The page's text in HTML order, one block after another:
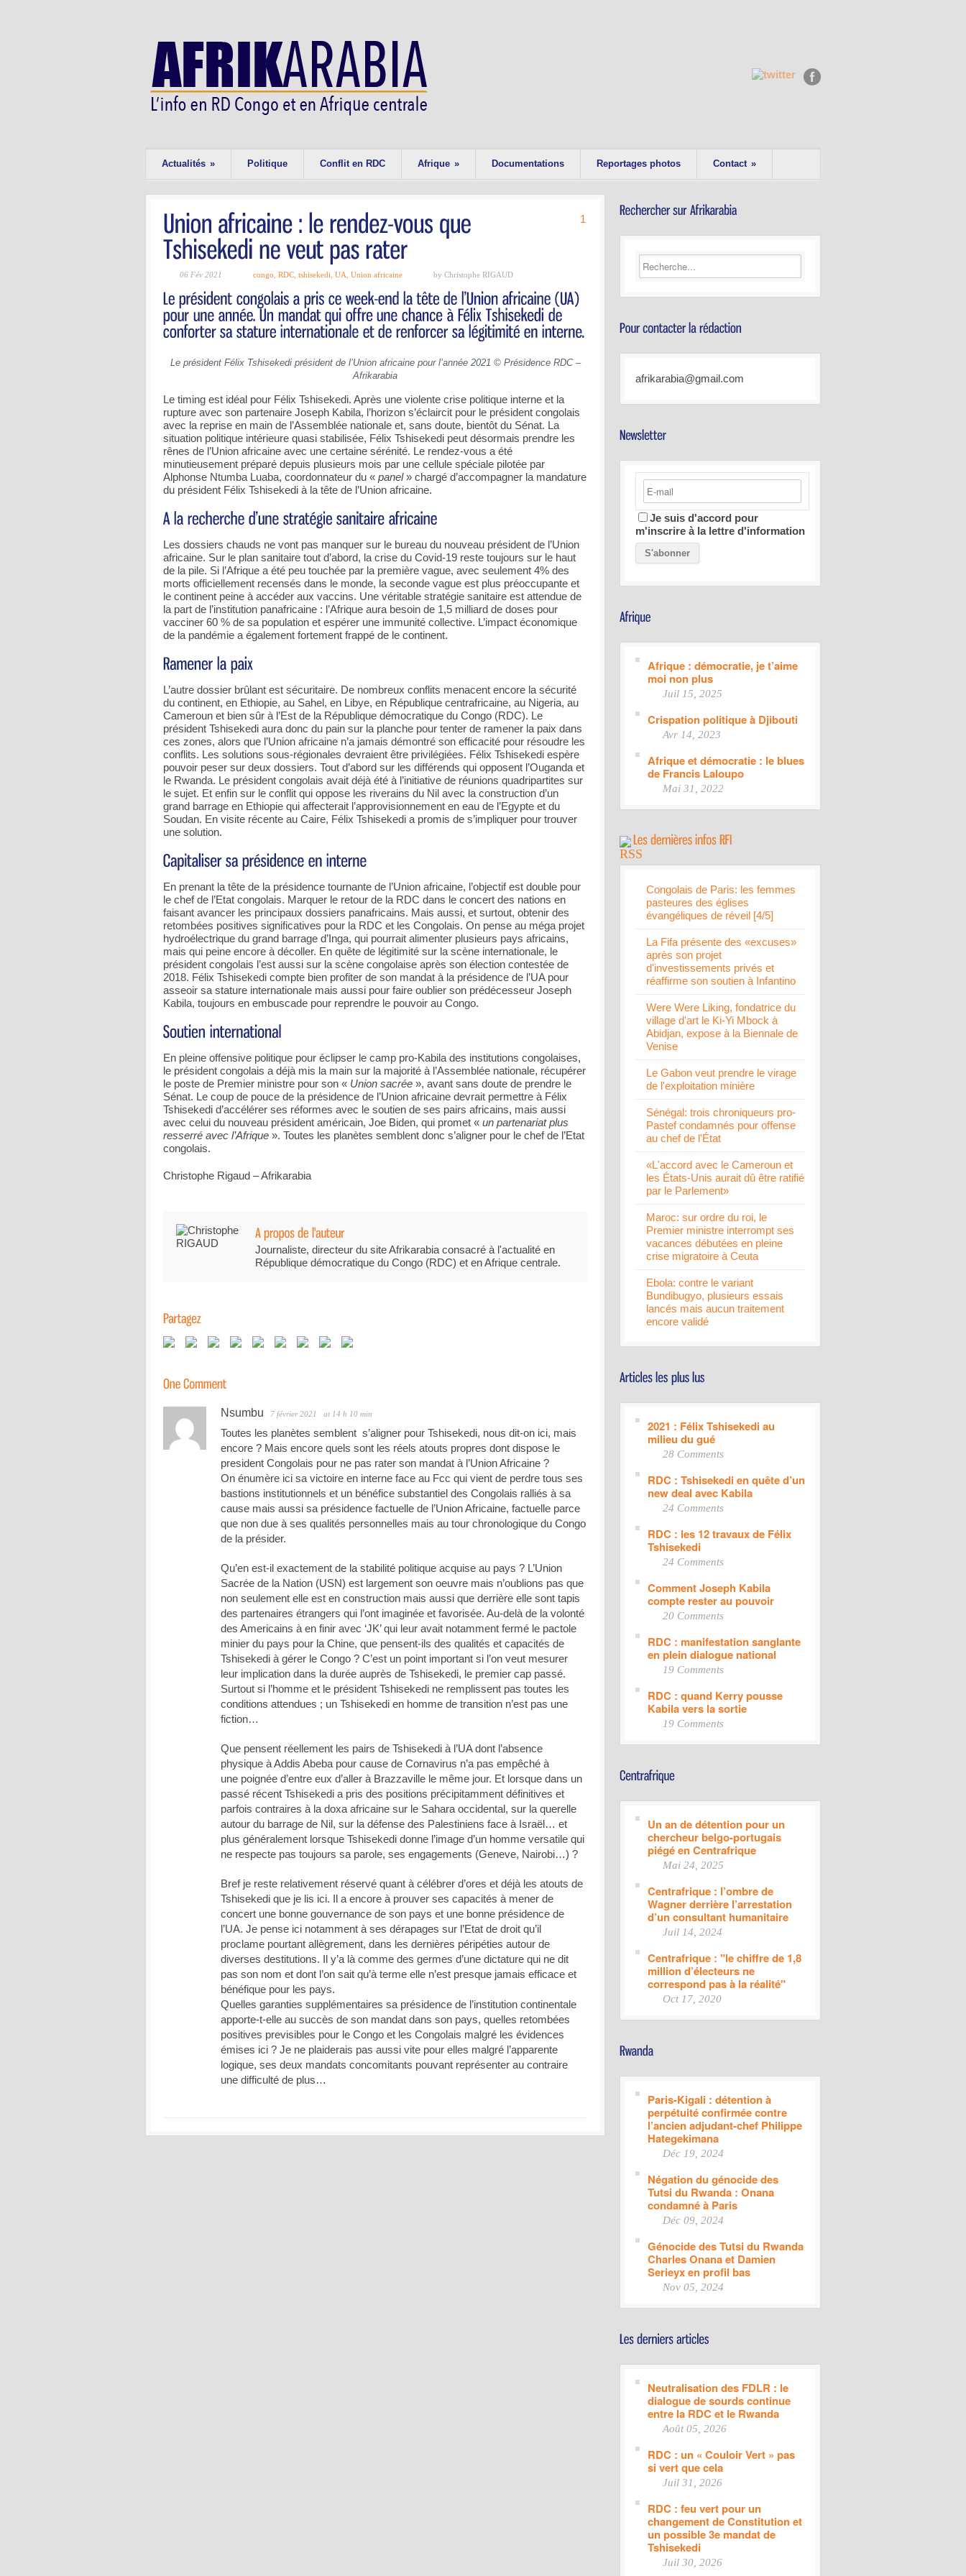
Actualités » Politique Conflit en RDC Afrique » Documentations Reportages photos Contact »
1
06 Fév 2021 congo RDC tshisekedi UA Union africaine by Christophe RIGAUD
Le président Félix Tshisekedi président de l’Union africaine pour l’année 2021 © Présidence RDC –
Afrikarabia
Le timing est idéal pour Félix Tshisekedi. Après une violente crise politique interne et la
rupture avec son partenaire Joseph Kabila, l’horizon s’éclaircit pour le président congolais
avec la reprise en main de l’Assemblée nationale et, sans doute, bientôt du Sénat. La
situation politique intérieure quasi stabilisée, Félix Tshisekedi peut désormais prendre les
rênes de l’Union africaine avec une certaine sérénité. Le rendez-vous a été
minutieusement préparé depuis plusieurs mois par une cellule spéciale pilotée par
Alphonse Ntumba Luaba, coordonnateur du « panel» chargé d’accompagner la mandature
du président Félix Tshisekedi à la tête de l’Union africaine.
Les dossiers chauds ne vont pas manquer sur le bureau du nouveau président de l’Union
africaine. Sur le plan sanitaire tout d’abord, la crise du Covid-19 reste toujours sur le haut
de la pile. Si l’Afrique a été peu touchée par la première vague, avec seulement 4% des
morts officiellement recensés dans le monde, la seconde vague est plus préoccupante et
le continent peine à accéder aux vaccins. Une véritable stratégie sanitaire est attendue de
la part de l’institution panafricaine : l’Afrique aura besoin de 1,5 milliard de doses pour
vacciner 60 % de sa population et espérer une immunité collective. L’impact économique
de la pandémie a également fortement frappé de le continent.
L’autre dossier brûlant est sécuritaire. De nombreux conflits menacent encore la sécurité
du continent, en Ethiopie, au Sahel, en Libye, en République centrafricaine, au Nigeria, au
Cameroun et bien sûr à l’Est de la République démocratique du Congo (RDC). Le
président Tshisekedi aura donc du pain sur la planche pour tenter de ramener la paix dans
ces zones, alors que l’Union africaine n’a jamais démontré son efficacité pour résoudre les
conflits. Les solutions sous-régionales devraient être privilégiées. Félix Tshisekedi espère
pouvoir peser sur deux dossiers. Tout d’abord sur les différends qui opposent l’Ouganda et
le Rwanda. Le président congolais avait déjà été à l’initiative de réunions quadripartites sur
le sujet. Et enfin sur le conflit qui oppose les riverains du Nil avec la construction d’un
grand barrage en Ethiopie qui affecterait l’approvisionnement en eau de l’Egypte et du
Soudan. En visite récente au Caire, Félix Tshisekedi a promis de s’impliquer pour trouver
une solution.
En prenant la tête de la présidence tournante de l’Union africaine, l’objectif est double pour
le chef de l’Etat congolais. Marquer le retour de la RDC dans le concert des nations en
faisant avancer les principaux dossiers panafricains. Mais aussi, et surtout, obtenir des
retombées positives significatives pour la RDC et les Congolais. On pense au méga projet
hydroélectrique du grand barrage d’Inga, qui pourrait alimenter plusieurs pays africains,
mais qui peine encore à décoller. En quête de légitimité sur la scène internationale, le
président congolais l’est aussi sur la scène congolaise après son élection contestée de
2018. Félix Tshisekedi compte bien profiter de son mandat à la présidence de l’UA pour
asseoir sa stature internationale mais aussi pour faire oublier son prédécesseur Joseph
Kabila, toujours en embuscade pour reprendre le pouvoir au Congo.
En pleine offensive politique pour éclipser le camp pro-Kabila des institutions congolaises,
le président congolais a déjà mis la main sur la majorité à l’Assemblée nationale, récupérer
le poste de Premier ministre pour son « Union sacrée », avant sans doute de prendre le
Sénat. Le coup de pouce de la présidence de l’Union africaine devrait permettre à Félix
Tshisekedi d’accélérer ses réformes avec le soutien de ses pairs africains, mais aussi
avec celui du nouveau président américain, Joe Biden, qui promet « un partenariat plus
resserré avec l’Afrique ». Toutes les planètes semblent donc s’aligner pour le chef de l’Etat
congolais.
Christophe Rigaud – Afrikarabia
Journaliste, directeur du site Afrikarabia consacré à l'actualité en
République démocratique du Congo (RDC) et en Afrique centrale.
Nsumbu 7 février 2021 at 14 h 10 min
Toutes les planètes semblent s’aligner pour Tshisekedi, nous dit-on ici, mais
encore ? Mais encore quels sont les réels atouts propres dont dispose le
president Congolais pour ne pas rater son mandat à l’Union Africaine ?
On énumère ici sa victoire en interne face au Fcc qui vient de perdre tous ses
bastions institutionnels et un bénéfice substantiel des Congolais ralliés à sa
cause mais aussi sa présidence factuelle de l’Union Africaine, factuelle parce
que non due à ses qualités personnelles mais au tour chronologique du Congo
de la présider.
Qu’en est-il exactement de la stabilité politique acquise au pays ? L’Union
Sacrée de la Nation (USN) est largement son oeuvre mais n’oublions pas que
non seulement elle est en construction mais aussi que derrière elle sont tapis
des partenaires étrangers qui l’ont imaginée et favorisée. Au-delà de la volonté
des Americains à en finir avec ‘JK’ qui leur avait notamment fermé le pactole
minier du pays pour la Chine, que pensent-ils des qualités et capacités de
Tshisekedi à gérer le Congo ? C’est un point important si l’on veut mesurer
leur implication dans la durée auprès de Tshisekedi, le premier cap passé.
Surtout si l’homme et le président Tshisekedi ne remplissent pas toutes les
conditions attendues ; un Tshisekedi en homme de transition n’est pas une
fiction…
Que pensent réellement les pairs de Tshisekedi à l’UA dont l’absence
physique à Addis Abeba pour cause de Cornavirus n’a pas empêché à
une poignée d’entre eux d’aller à Brazzaville le même jour. Et lorsque dans un
passé récent Tshisekedi a pris des positions précipitamment définitives et
parfois contraires à la doxa africaine sur le Sahara occidental, sur la querelle
autour du barrage de Nil, sur la défense des Palestiniens face à Israël… et
plus généralement lorsque Tshisekedi donne l’image d’un homme versatile qui
ne respecte pas toujours sa parole, ses engagements (Geneve, Nairobi…) ?
Bref je reste relativement réservé quant à célébrer d’ores et déjà les atouts de
Tshisekedi que je lis ici. Il a encore à prouver ses capacités à mener de
concert une bonne gouvernance de son pays et une bonne présidence de
l’UA. Je pense ici notamment à ses dérapages sur l’Etat de droit qu’il
proclame pourtant allègrement, dans les dernières péripéties autour de
diverses destitutions. Il y’a là comme des germes d’une dictature qui ne dit
pas son nom et dont l’on sait qu’à terme elle n’est presque jamais efficace et
bénéfique pour les pays.
Quelles garanties supplémentaires sa présidence de l’institution continentale
apporte-t-elle au succès de son mandat dans son pays, quelles retombées
positives previsibles pour le Congo et les Congolais malgré les évidences
émises ici ? Je ne plaiderais pas aussi vite pour elles malgré l’apparente
logique, ses deux mandats concomitants pouvant représenter au contraire
une difficulté de plus…
afrikarabia@gmail.com
Je suis d'accord pour
m'inscrire à la lettre d'information
Afrique : démocratie, je t’aime
moi non plus
Juil 15, 2025
Crispation politique à Djibouti
Avr 14, 2023
Afrique et démocratie : le blues
de Francis Laloupo
Mai 31, 2022
Congolais de Paris: les femmes
pasteures des églises
évangéliques de réveil [4/5]
La Fifa présente des «excuses»
après son projet
d'investissements privés et
réaffirme son soutien à Infantino
Were Were Liking, fondatrice du
village d'art le Ki-Yi Mbock à
Abidjan, expose à la Biennale de
Venise
Le Gabon veut prendre le virage
de l'exploitation minière
Sénégal: trois chroniqueurs pro-
Pastef condamnés pour offense
au chef de l'État
«L'accord avec le Cameroun et
les États-Unis aurait dû être ratifié
par le Parlement»
Maroc: sur ordre du roi, le
Premier ministre interrompt ses
vacances débutées en pleine
crise migratoire à Ceuta
Ebola: contre le variant
Bundibugyo, plusieurs essais
lancés mais aucun traitement
encore validé
2021 : Félix Tshisekedi au
milieu du gué
28 Comments
RDC : Tshisekedi en quête d’un
new deal avec Kabila
24 Comments
RDC : les 12 travaux de Félix
Tshisekedi
24 Comments
Comment Joseph Kabila
compte rester au pouvoir
20 Comments
RDC : manifestation sanglante
en plein dialogue national
19 Comments
RDC : quand Kerry pousse
Kabila vers la sortie
19 Comments
Un an de détention pour un
chercheur belgo-portugais
piégé en Centrafrique
Mai 24, 2025
Centrafrique : l’ombre de
Wagner derrière l’arrestation
d’un consultant humanitaire
Juil 14, 2024
Centrafrique : "le chiffre de 1,8
million d’électeurs ne
correspond pas à la réalité"
Oct 17, 2020
Paris-Kigali : détention à
perpétuité confirmée contre
l’ancien adjudant-chef Philippe
Hategekimana
Déc 19, 2024
Négation du génocide des
Tutsi du Rwanda : Onana
condamné à Paris
Déc 09, 2024
Génocide des Tutsi du Rwanda
Charles Onana et Damien
Serieyx en profil bas
Nov 05, 2024
Neutralisation des FDLR : le
dialogue de sourds continue
entre la RDC et le Rwanda
Août 05, 2026
RDC : un « Couloir Vert » pas
si vert que cela
Juil 31, 2026
RDC : feu vert pour un
changement de Constitution et
un possible 3e mandat de
Tshisekedi
Juil 30, 2026